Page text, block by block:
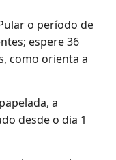
o período de
espere 36
como orienta a
a
desde o dia 1